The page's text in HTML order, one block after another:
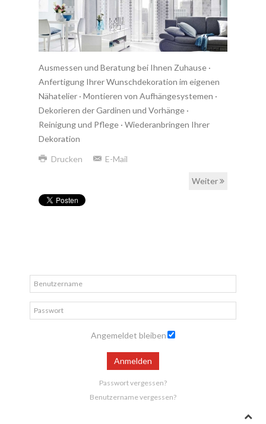
Ausmessen und Beratung bei Ihnen Zuhause ·
Anfertigung Ihrer Wunschdekoration im eigenen
Nähatelier · Montieren von Aufhängesystemen ·
Dekorieren der Gardinen und Vorhänge ·
Reinigung und Pflege · Wiederanbringen Ihrer
Dekoration
Drucken
E-Mail
Weiter
Angemeldet bleiben
Anmelden
Passwort vergessen?
Benutzername vergessen?